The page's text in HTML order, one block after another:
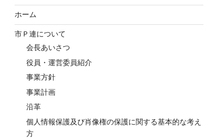
ホーム
市Ｐ連について
会長あいさつ
役員・運営委員紹介
事業方針
事業計画
沿革
個人情報保護及び肖像権の保護に関する基本的な考え
方